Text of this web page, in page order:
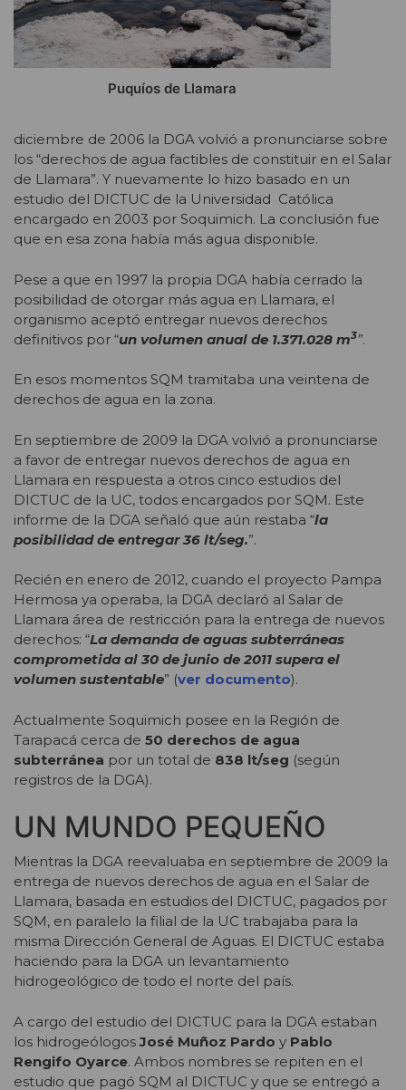
Puquíos de Llamara
diciembre de 2006 la DGA volvió a pronunciarse sobre
los “derechos de agua factibles de constituir en el Salar
de Llamara”. Y nuevamente lo hizo basado en un
estudio del DICTUC de la Universidad Católica
encargado en 2003 por Soquimich. La conclusión fue
que en esa zona había más agua disponible.
Pese a que en 1997 la propia DGA había cerrado la
posibilidad de otorgar más agua en Llamara, el
organismo aceptó entregar nuevos derechos
definitivos por “un volumen anual de 1.371.028 m3”.
En esos momentos SQM tramitaba una veintena de
derechos de agua en la zona.
En septiembre de 2009 la DGA volvió a pronunciarse
a favor de entregar nuevos derechos de agua en
Llamara en respuesta a otros cinco estudios del
DICTUC de la UC, todos encargados por SQM. Este
informe de la DGA señaló que aún restaba “la
posibilidad de entregar 36 lt/seg.”.
Recién en enero de 2012, cuando el proyecto Pampa
Hermosa ya operaba, la DGA declaró al Salar de
Llamara área de restricción para la entrega de nuevos
derechos: “La demanda de aguas subterráneas
comprometida al 30 de junio de 2011 supera el
volumen sustentable” (ver documento).
Actualmente Soquimich posee en la Región de
Tarapacá cerca de 50 derechos de agua
subterránea por un total de 838 lt/seg (según
registros de la DGA).
UN MUNDO PEQUEÑO
Mientras la DGA reevaluaba en septiembre de 2009 la
entrega de nuevos derechos de agua en el Salar de
Llamara, basada en estudios del DICTUC, pagados por
SQM, en paralelo la filial de la UC trabajaba para la
misma Dirección General de Aguas. El DICTUC estaba
haciendo para la DGA un levantamiento
hidrogeológico de todo el norte del país.
A cargo del estudio del DICTUC para la DGA estaban
los hidrogeólogosJosé Muñoz Pardo y Pablo
Rengifo Oyarce. Ambos nombres se repiten en el
estudio que pagó SQM al DICTUC y que se entregó a